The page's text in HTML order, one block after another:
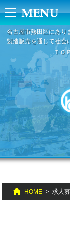
名古屋市熱田区にあり
製造販売を通じて社会
ＴＯ
HOME 求人